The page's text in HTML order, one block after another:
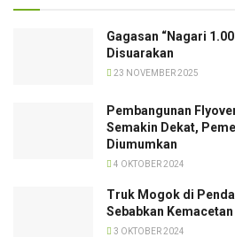
Gagasan “Nagari
Disuarakan
23 NOVEMBER 2025
Pembangunan
Semakin Dekat,
Diumumkan
4 OKTOBER 2024
Truk Mogok di
Sebabkan
3 OKTOBER 2024